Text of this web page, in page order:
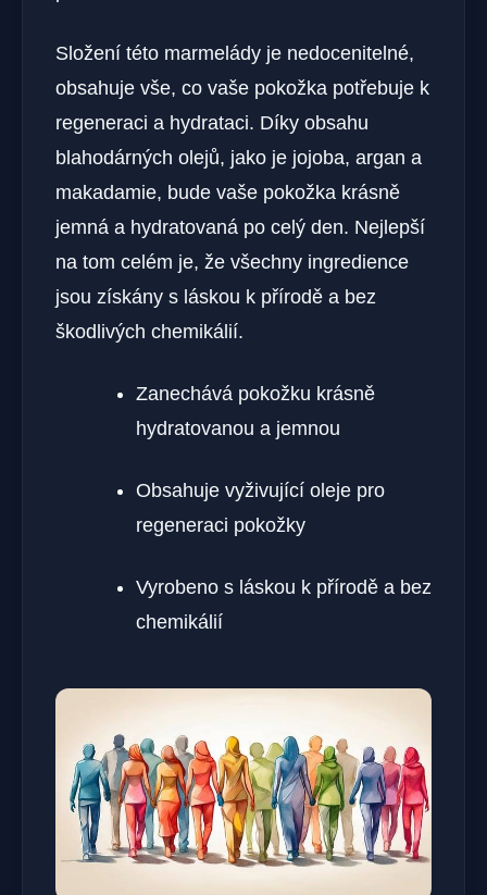
Složení této marmelády je nedocenitelné,
obsahuje vše, co vaše pokožka potřebuje k
regeneraci a hydrataci. Díky obsahu
blahodárných olejů, jako je jojoba, argan a
makadamie, bude vaše pokožka krásně
jemná a hydratovaná po celý den. Nejlepší
na tom celém je, že všechny ingredience
jsou získány s láskou k přírodě a bez
škodlivých chemikálií.
Zanechává pokožku krásně
hydratovanou a jemnou
Obsahuje vyživující oleje pro
regeneraci pokožky
Vyrobeno s láskou k přírodě a bez
chemikálií